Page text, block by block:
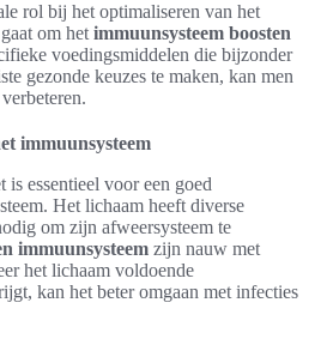
rol bij het optimaliseren van het
om het immuunsysteem boosten
voedingsmiddelen die bijzonder
gezonde keuzes te maken, kan men
immuunsysteem
is essentieel voor een goed
Het lichaam heeft diverse
om zijn afweersysteem te
immuunsysteem zijn nauw met
het lichaam voldoende
kan het beter omgaan met infecties